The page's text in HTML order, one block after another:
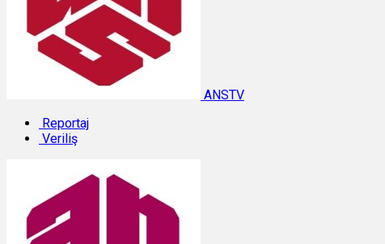
ANSTV
Reportaj
Veriliş